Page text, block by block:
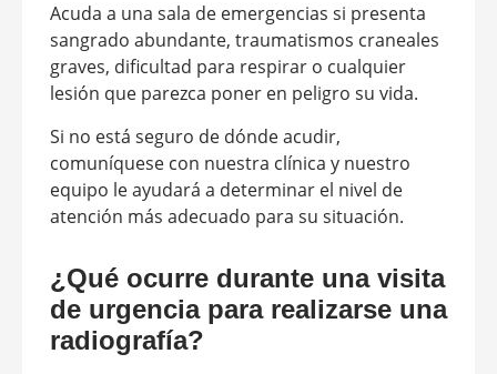
Acuda a una sala de emergencias si presenta
sangrado abundante, traumatismos craneales
graves, dificultad para respirar o cualquier
lesión que parezca poner en peligro su vida.
Si no está seguro de dónde acudir,
comuníquese con nuestra clínica y nuestro
equipo le ayudará a determinar el nivel de
atención más adecuado para su situación.
¿Qué ocurre durante una visita
de urgencia para realizarse una
radiografía?